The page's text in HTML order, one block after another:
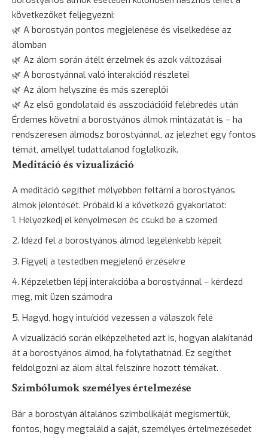
következőket feljegyezni:
🌿 A borostyán pontos megjelenése és viselkedése az
álomban
🌿 Az álom során átélt érzelmek és azok változásai
🌿 A borostyánnal való interakciód részletei
🌿 Az álom helyszíne és más szereplői
🌿 Az első gondolataid és asszociációid felébredés után
Érdemes követni a borostyános álmok mintázatát is – ha
rendszeresen álmodsz borostyánnal, az jelezhet egy fontos
témát, amellyel tudattalanod foglalkozik.
Meditáció és vizualizáció
A meditáció segíthet mélyebben feltárni a borostyános
álmok jelentését. Próbáld ki a következő gyakorlatot:
Helyezkedj el kényelmesen és csukd be a szemed
Idézd fel a borostyános álmod legélénkebb képeit
Figyelj a testedben megjelenő érzésekre
Képzeletben lépj interakcióba a borostyánnal – kérdezd
meg, mit üzen számodra
Hagyd, hogy intuíciód vezessen a válaszok felé
A vizualizáció során elképzelheted azt is, hogyan alakítanád
át a borostyános álmod, ha folytathatnád. Ez segíthet
feldolgozni az álom által felszínre hozott témákat.
Szimbólumok személyes értelmezése
Bár a borostyán általános szimbolikáját megismertük,
fontos, hogy megtaláld a saját, személyes értelmezésedet